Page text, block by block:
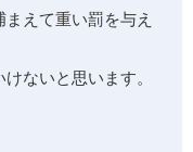
えて重い罰を与え
ないと思います。